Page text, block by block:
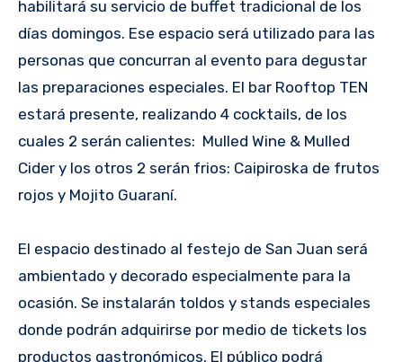
habilitará su servicio de buffet tradicional de los
días domingos. Ese espacio será utilizado para las
personas que concurran al evento para degustar
las preparaciones especiales. El bar Rooftop TEN
estará presente, realizando 4 cocktails, de los
cuales 2 serán calientes: Mulled Wine & Mulled
Cider y los otros 2 serán frios: Caipiroska de frutos
rojos y Mojito Guaraní.
El espacio destinado al festejo de San Juan será
ambientado y decorado especialmente para la
ocasión. Se instalarán toldos y stands especiales
donde podrán adquirirse por medio de tickets los
productos gastronómicos. El público podrá